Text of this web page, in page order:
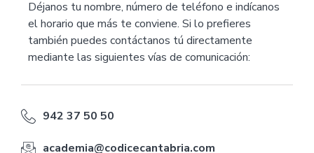
Déjanos tu nombre, número de teléfono e indícanos
el horario que más te conviene. Si lo prefieres
también puedes contáctanos tú directamente
mediante las siguientes vías de comunicación:
942 37 50 50
academia@codicecantabria.com